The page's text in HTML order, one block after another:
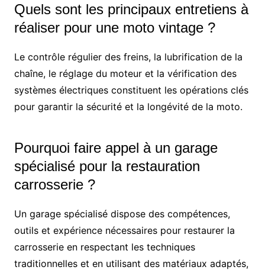
Quels sont les principaux entretiens à
réaliser pour une moto vintage ?
Le contrôle régulier des freins, la lubrification de la
chaîne, le réglage du moteur et la vérification des
systèmes électriques constituent les opérations clés
pour garantir la sécurité et la longévité de la moto.
Pourquoi faire appel à un garage
spécialisé pour la restauration
carrosserie ?
Un garage spécialisé dispose des compétences,
outils et expérience nécessaires pour restaurer la
carrosserie en respectant les techniques
traditionnelles et en utilisant des matériaux adaptés,